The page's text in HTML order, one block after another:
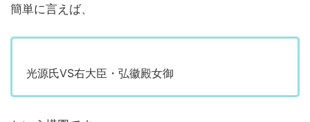
簡単に言えば、
光源氏VS右大臣・弘徽殿女御